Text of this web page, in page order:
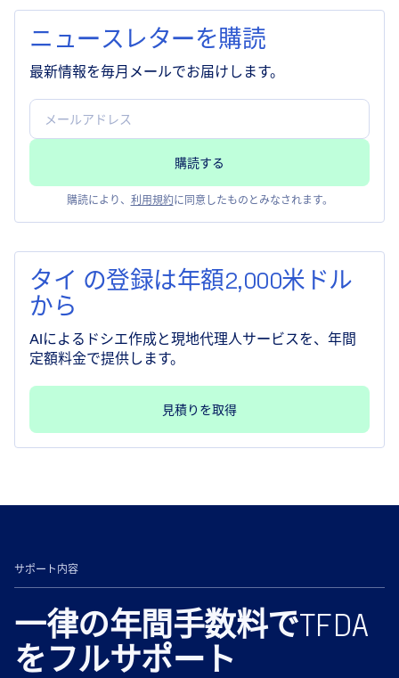
ニュースレターを購読
最新情報を毎月メールでお届けします。
購読により、 利用規約に同意したものとみなされます。
タイ の登録は年額2,000米ドル
から
AIによるドシエ作成と現地代理人サービスを、年間
定額料金で提供します。
見積りを取得
サポート内容
一律の年間手数料でTFDA
をフルサポート